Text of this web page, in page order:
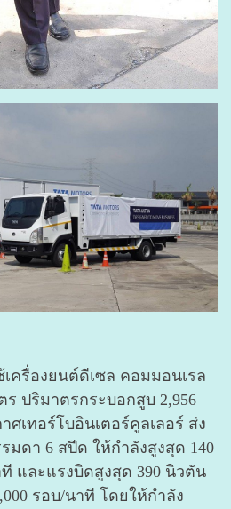
เครื่องยนต์ดีเซล คอมมอนเรล
ปริมาตรกระบอกสูบ 2,956
เทอร์โบอินเตอร์คูลเลอร์ ส่ง
มดา 6 สปีด ให้กำลังสูงสุด 140
และแรงบิดสูงสุด 390 นิวตัน
รอบ/นาที โดยให้กำลัง